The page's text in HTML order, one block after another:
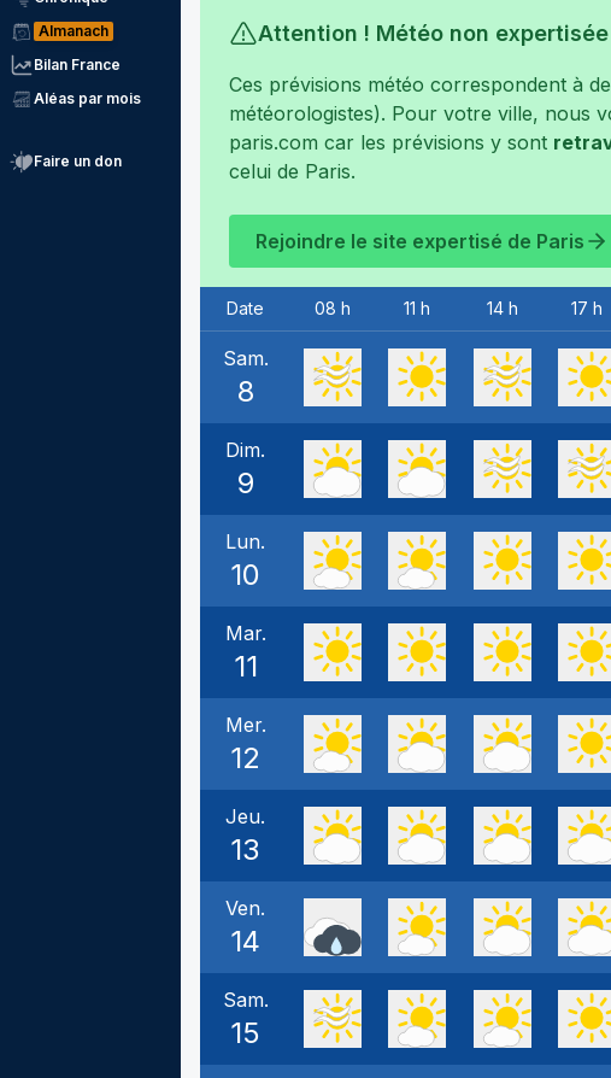
Almanach
Bilan France
Aléas par mois
Faire un don
Attention ! Météo non expertisée
Ces prévisions météo correspondent à
météorologistes). Pour votre ville, nous
paris.com car les prévisions y sont
celui de Paris.
Rejoindre le site expertisé de Paris
Date 08 h 11 h 14 h 17 h
Sam.
8
Dim.
9
Lun.
10
Mar.
11
Mer.
12
Jeu.
13
Ven.
14
Sam.
15